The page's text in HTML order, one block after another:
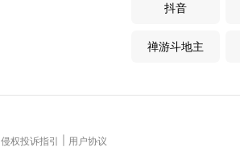
抖音
禅游斗地主
侵权投诉指引 用户协议